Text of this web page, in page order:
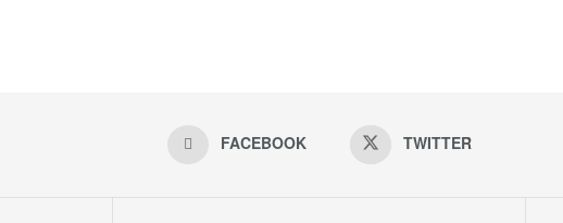
FACEBOOK TWITTER